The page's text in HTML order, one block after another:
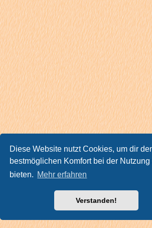
Diese Website nutzt Cookies, um dir
bestmöglichen Komfort bei der Nutzung
bieten. Mehr erfahren
Verstanden!